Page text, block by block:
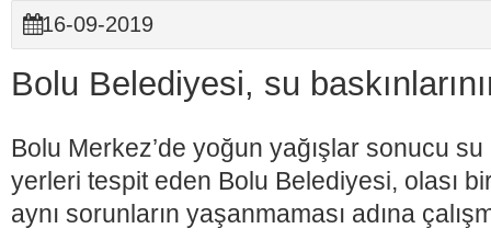
16-09-2019
Bolu Belediyesi, su
Bolu Merkez’de yoğun yağışlar sonucu su
yerleri tespit eden Bolu Belediyesi, olası
aynı sorunların yaşanmaması adına